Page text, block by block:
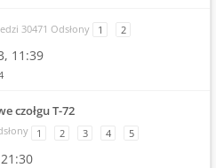
30471 Odsłony 1 2
11:39
czołgu T-72
1 2 3 4 5